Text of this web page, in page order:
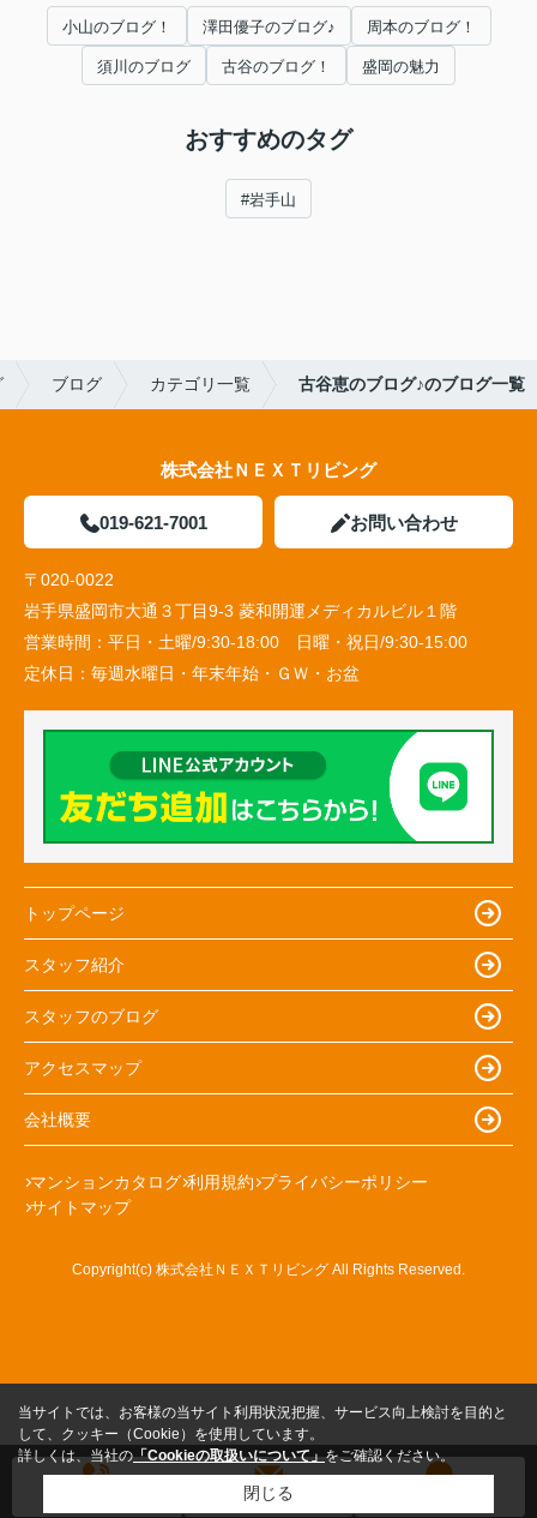
小山のブログ！ 澤田優子のブログ♪ 周本のブログ！
須川のブログ 古谷のブログ！ 盛岡の魅力
おすすめのタグ
#岩手山
ブログ カテゴリ一覧 古谷恵のブログ♪のブログ一覧
株式会社ＮＥＸＴリビング
019-621-7001 お問い合わせ
〒020-0022
岩手県盛岡市大通３丁目9-3 菱和開運メディカルビル１階
営業時間： 平日・土曜/9:30-18:00 日曜・祝日/9:30-15:00
定休日： 毎週水曜日・年末年始・ＧＷ・お盆
トップページ
スタッフ紹介
スタッフのブログ
アクセスマップ
会社概要
マンションカタログ 利用規約 プライバシーポリシー
サイトマップ
Copyright(c) 株式会社ＮＥＸＴリビング All Rights Reserved.
メールする
当サイトでは、お客様の当サイト利用状況把握、サービス向上検討を目的と
して、クッキー（Cookie）を使用しています。
詳しくは、当社の「Cookieの取扱いについて」をご確認ください。
閉じる